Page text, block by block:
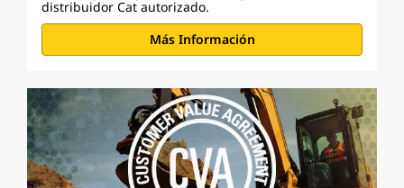
distribuidor Cat autorizado.
Más Información